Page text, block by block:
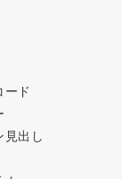
ード
見出し